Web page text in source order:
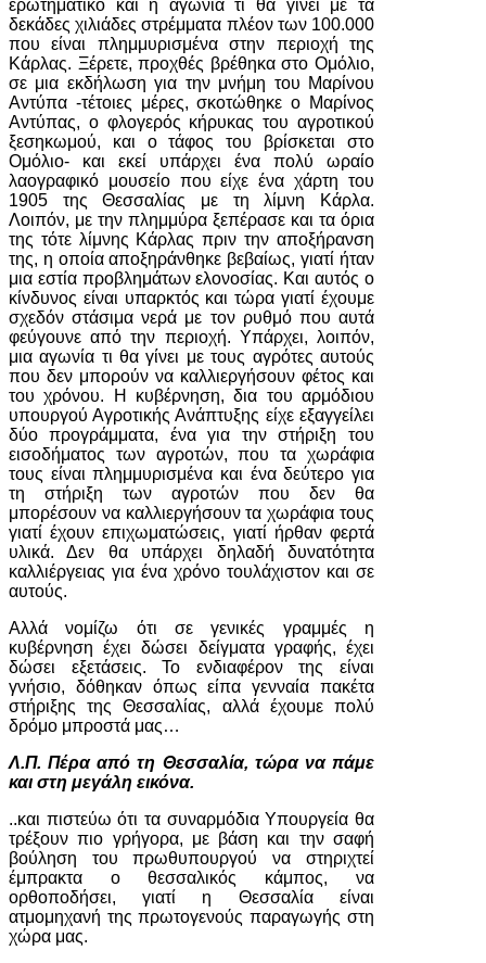
ερωτηματικό και η αγωνία τι θα γίνει με τα
δεκάδες χιλιάδες στρέμματα πλέον των 100.000
που είναι πλημμυρισμένα στην περιοχή της
Κάρλας. Ξέρετε, προχθές βρέθηκα στο Ομόλιο,
σε μια εκδήλωση για την μνήμη του Μαρίνου
Αντύπα -τέτοιες μέρες, σκοτώθηκε ο Μαρίνος
Αντύπας, ο φλογερός κήρυκας του αγροτικού
ξεσηκωμού, και ο τάφος του βρίσκεται στο
Ομόλιο- και εκεί υπάρχει ένα πολύ ωραίο
λαογραφικό μουσείο που είχε ένα χάρτη του
1905 της Θεσσαλίας με τη λίμνη Κάρλα.
Λοιπόν, με την πλημμύρα ξεπέρασε και τα όρια
της τότε λίμνης Κάρλας πριν την αποξήρανση
της, η οποία αποξηράνθηκε βεβαίως, γιατί ήταν
μια εστία προβλημάτων ελονοσίας. Και αυτός ο
κίνδυνος είναι υπαρκτός και τώρα γιατί έχουμε
σχεδόν στάσιμα νερά με τον ρυθμό που αυτά
φεύγουνε από την περιοχή. Υπάρχει, λοιπόν,
μια αγωνία τι θα γίνει με τους αγρότες αυτούς
που δεν μπορούν να καλλιεργήσουν φέτος και
του χρόνου. Η κυβέρνηση, δια του αρμόδιου
υπουργού Αγροτικής Ανάπτυξης είχε εξαγγείλει
δύο προγράμματα, ένα για την στήριξη του
εισοδήματος των αγροτών, που τα χωράφια
τους είναι πλημμυρισμένα και ένα δεύτερο για
τη στήριξη των αγροτών που δεν θα
μπορέσουν να καλλιεργήσουν τα χωράφια τους
γιατί έχουν επιχωματώσεις, γιατί ήρθαν φερτά
υλικά. Δεν θα υπάρχει δηλαδή δυνατότητα
καλλιέργειας για ένα χρόνο τουλάχιστον και σε
αυτούς.
Αλλά νομίζω ότι σε γενικές γραμμές η
κυβέρνηση έχει δώσει δείγματα γραφής, έχει
δώσει εξετάσεις. Το ενδιαφέρον της είναι
γνήσιο, δόθηκαν όπως είπα γενναία πακέτα
στήριξης της Θεσσαλίας, αλλά έχουμε πολύ
δρόμο μπροστά μας…
Λ.Π. Πέρα από τη Θεσσαλία, τώρα να πάμε
και στη μεγάλη εικόνα.
..και πιστεύω ότι τα συναρμόδια Υπουργεία θα
τρέξουν πιο γρήγορα, με βάση και την σαφή
βούληση του πρωθυπουργού να στηριχτεί
έμπρακτα ο θεσσαλικός κάμπος, να
ορθοποδήσει, γιατί η Θεσσαλία είναι
ατμομηχανή της πρωτογενούς παραγωγής στη
χώρα μας.